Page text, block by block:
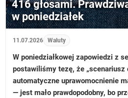
416 głosami.
w poniedziałek
11.07.2026 Waluty
W poniedziałkowej zapowiedzi z
postawiliśmy tezę, że
automatyczne uprawomocnienie
— jest mało prawdopodobny, bo